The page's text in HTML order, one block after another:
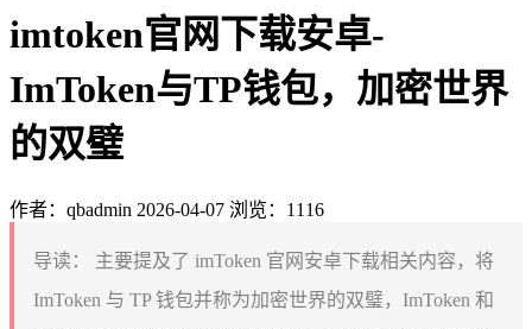
imtoken官网下载安卓-
ImToken与TP钱包，加密世界
的双璧
作者：qbadmin 2026-04-07 浏览：1116
导读：
主要提及了 imToken 官网安卓下载相关内容，将
ImToken 与 TP 钱包并称为加密世界的双璧，ImToken 和